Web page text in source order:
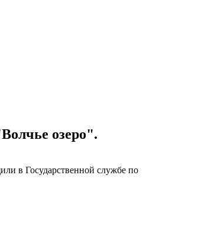
озеро".
в Государственной службе по